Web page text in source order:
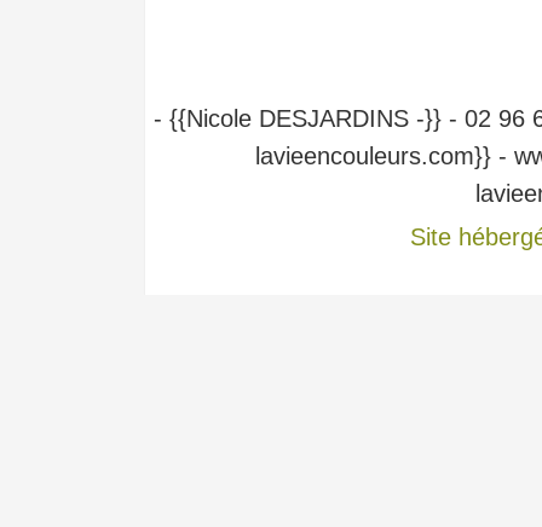
- {{Nicole DESJARDINS -}} - 02 96
lavieencouleurs.com}} -
Site